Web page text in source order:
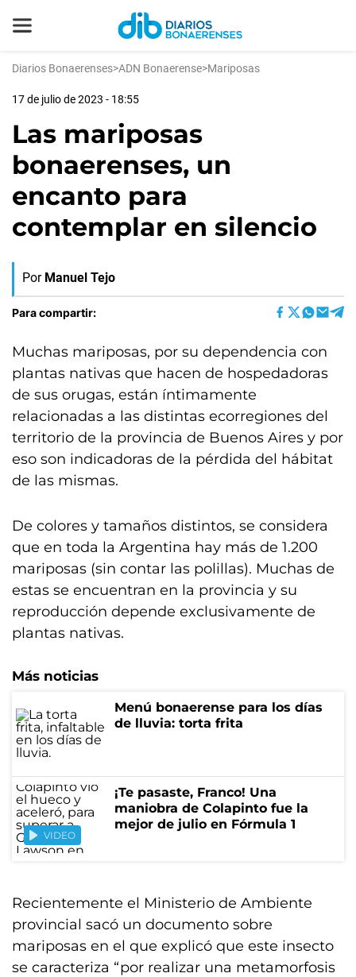
Diarios Bonaerenses>ADN Bonaerense>Mariposas
17 de julio de 2023 - 18:55
Las mariposas
bonaerenses, un
encanto para
contemplar en silencio
Por Manuel Tejo
Para compartir:
Muchas mariposas, por su dependencia con
plantas nativas que hacen de hospedadoras
de sus orugas, están íntimamente
relacionadas a las distintas ecorregiones del
territorio de la provincia de Buenos Aires y por
eso son indicadoras de la pérdida del hábitat
de las mismas.
De colores y tamaños distintos, se considera
que en toda la Argentina hay más de 1.200
mariposas (sin contar las polillas). Muchas de
estas se encuentran en la provincia y su
reproducción depende exclusivamente de
plantas nativas.
Más noticias
Menú bonaerense para los días
de lluvia: torta frita
VIDEO
¡Te pasaste, Franco! Una
maniobra de Colapinto fue la
mejor de julio en Fórmula 1
Recientemente el Ministerio de Ambiente
provincial sacó un documento sobre
mariposas en el que explicó que este insecto
se caracteriza “por realizar una metamorfosis